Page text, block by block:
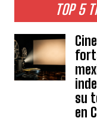
TOP 5
su
en